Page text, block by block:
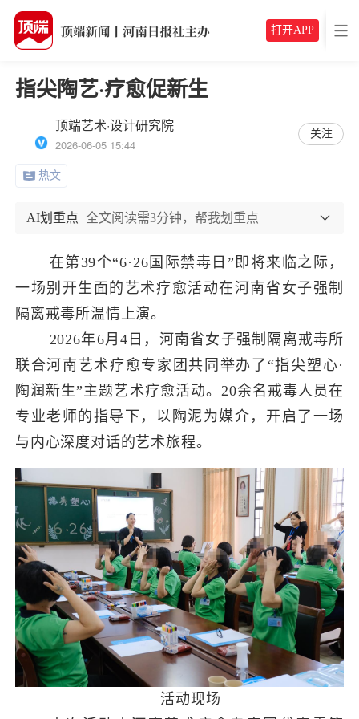
打开APP
指尖陶艺·疗愈促新生
顶端艺术·设计研究院
2026-06-05 15:44
关注
热文
AI划重点 全文阅读需3分钟，帮我划重点
在第39个“6·26国际禁毒日”即将来临之际 ，
一场别开生面的艺术疗愈活动在河南省女子强制
隔离戒毒所温情上演。
2026年6月4日，河南省女子强制隔离戒毒所
联合河南艺术疗愈专家团共同举办了 “指尖塑心·
陶润新生”主题艺术疗愈活动。 20余名戒毒人员在
专业老师的指导下，以陶泥为媒介，开启了一场
与内心深度对话的艺术旅程。
活动现场